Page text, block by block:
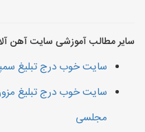
سایر مطالب آموزشی سایت آهن
سایت خوب درج تبلیغ
سایت خوب درج تبلیغ
مجلسی